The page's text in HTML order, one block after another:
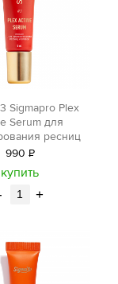
Sigmapro Plex
Serum для
ресниц
990 Р
уб.
купить
+